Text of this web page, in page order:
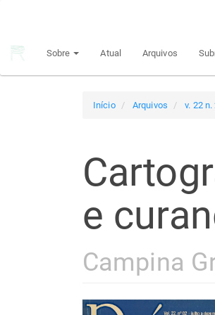
principal
Sobre Atual Arquivos
Início Arquivos v. 22
e
Campina